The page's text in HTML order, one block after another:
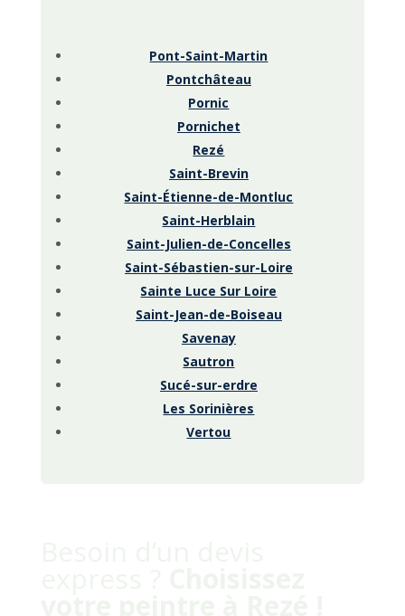
Pont-Saint-Martin
Pontchâteau
Pornic
Pornichet
Rezé
Saint-Brevin
Saint-Étienne-de-Montluc
Saint-Herblain
Saint-Julien-de-Concelles
Saint-Sébastien-sur-Loire
Sainte Luce Sur Loire
Saint-Jean-de-Boiseau
Savenay
Sautron
Sucé-sur-erdre
Les Sorinières
Vertou